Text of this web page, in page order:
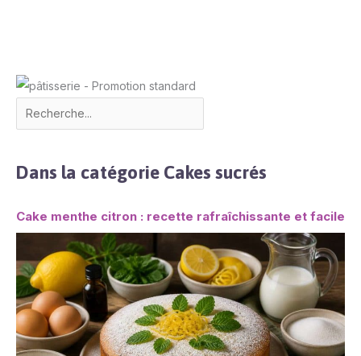
sushis, les desserts ou
Dans la catégorie Cakes sucrés
Cake menthe citron : recette rafraîchissante et facile